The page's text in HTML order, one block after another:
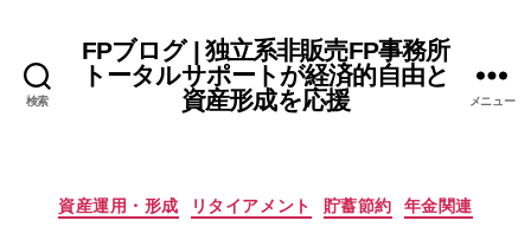
検索
FPブログ | 独立系非販売FP事務所
トータルサポートが経済的自由と
資産形成を応援
メニュー
カ
資産運用・形成 リタイアメント 貯蓄節約 年金関連